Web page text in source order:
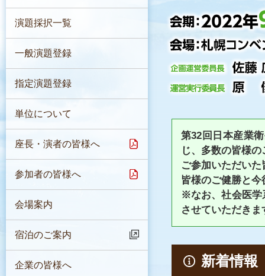
演題採択一覧
一般演題登録
指定演題登録
単位について
座長・演者の皆様へ
参加者の皆様へ
会場案内
宿泊のご案内
企業の皆様へ
第32回日本産業
じ、多数の皆様
ご参加いただい
皆様のご健勝と
※なお、社会医学
させていただきま
新着情報